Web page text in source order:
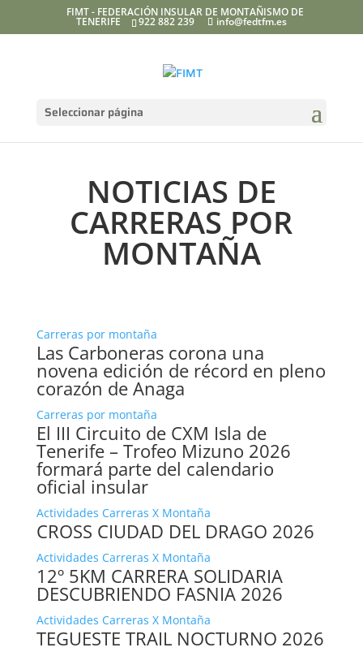
FIMT - FEDERACIÓN INSULAR DE MONTAÑISMO DE
TENERIFE 922 882 239 info@fedtfm.es
Seleccionar página
NOTICIAS DE
CARRERAS POR
MONTAÑA
Carreras por montaña
Las Carboneras corona una
novena edición de récord en pleno
corazón de Anaga
Carreras por montaña
El III Circuito de CXM Isla de
Tenerife – Trofeo Mizuno 2026
formará parte del calendario
oficial insular
Actividades Carreras X Montaña
CROSS CIUDAD DEL DRAGO 2026
Actividades Carreras X Montaña
12º 5KM CARRERA SOLIDARIA
DESCUBRIENDO FASNIA 2026
Actividades Carreras X Montaña
TEGUESTE TRAIL NOCTURNO 2026